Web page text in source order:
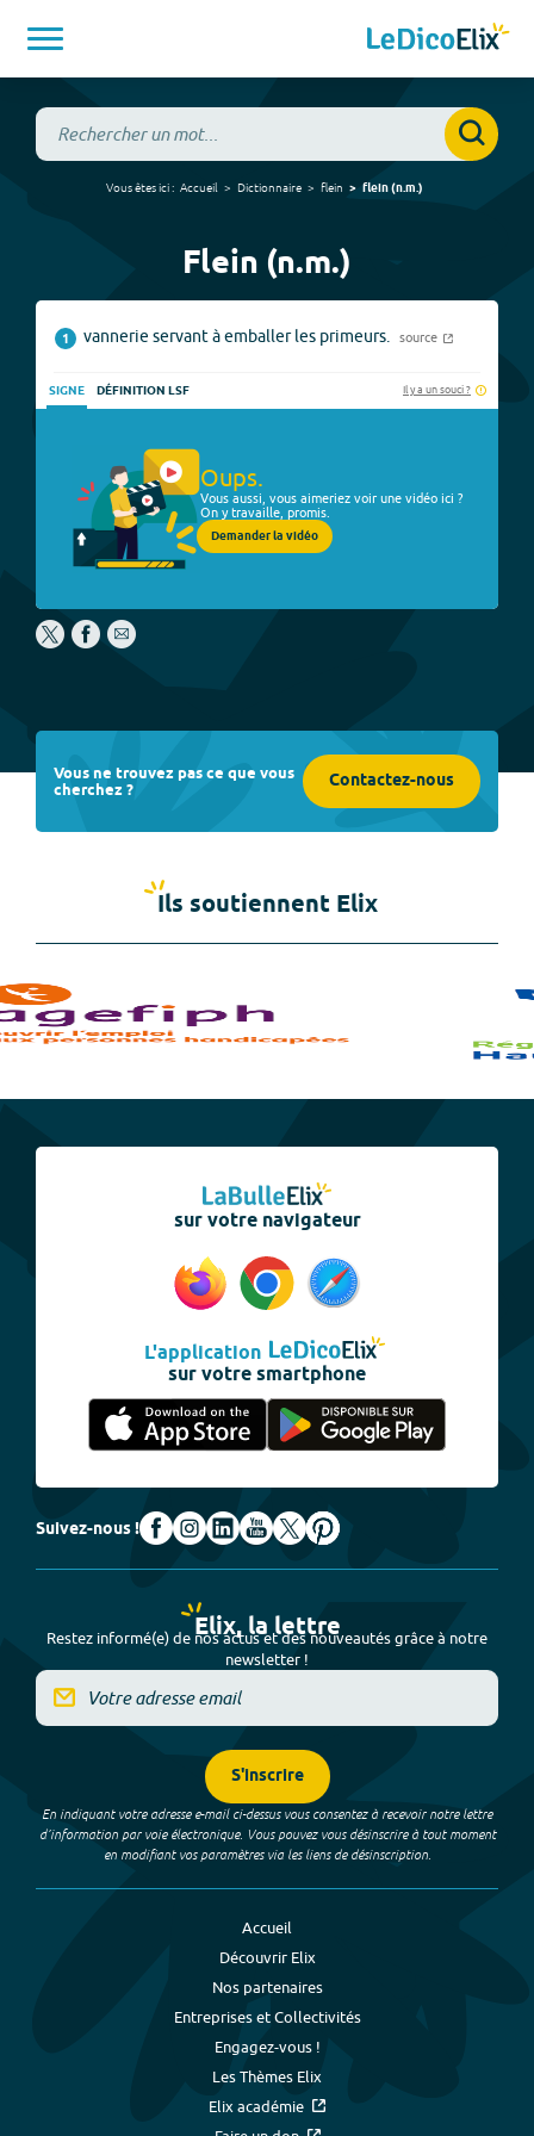
Vous êtes ici : Accueil Dictionnaire flein flein(n.m.)
Flein (n.m.)
1 vannerie servant à emballer les primeurs. source
SIGNE DÉFINITION LSF Il y a un souci ?
Oups.
Vous aussi, vous aimeriez voir une vidéo ici ?
On y travaille, promis.
Demander la vidéo
Vous ne trouvez pas ce que vous
cherchez ? Contactez-nous
Ils soutiennent Elix
sur votre navigateur
L'application
sur votre smartphone
Suivez-nous !
Elix, la lettre
Restez informé(e) de nos actus et des nouveautés grâce à notre
newsletter !
S'inscrire
En indiquant votre adresse e-mail ci-dessus vous consentez à recevoir notre lettre
d’information par voie électronique. Vous pouvez vous désinscrire à tout moment
en modifiant vos paramètres via les liens de désinscription.
Accueil
Découvrir Elix
Nos partenaires
Entreprises et Collectivités
Engagez-vous !
Les Thèmes Elix
Elix académie